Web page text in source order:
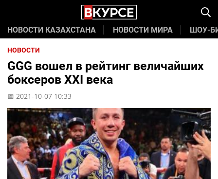
НОВОСТИ КАЗАХСТАНА НОВОСТИ МИРА ШОУ-
НОВОСТИ
GGG вошел в рейтинг величайших
боксеров XXI века
📅 2021-10-07 10:33